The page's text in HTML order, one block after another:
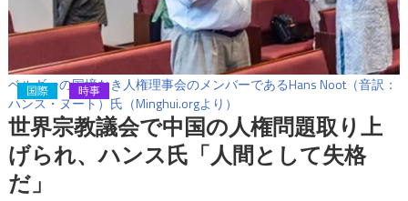
ベルギーの国境なき人権理事会のメンバーであるHans Noot（音訳：
ハンス・ヌート）氏（Minghui.orgより）
国際 時事
世界宗教議会で中国の人権問題取り上
げられ、ハンス氏「人間として失格
だ」